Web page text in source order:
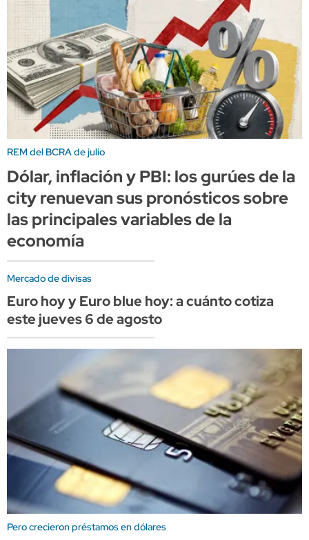
REM del BCRA de julio
Dólar, inflación y PBI: los gurúes de la
city renuevan sus pronósticos sobre
las principales variables de la
economía
Mercado de divisas
Euro hoy y Euro blue hoy: a cuánto cotiza
este jueves 6 de agosto
Pero crecieron préstamos en dólares